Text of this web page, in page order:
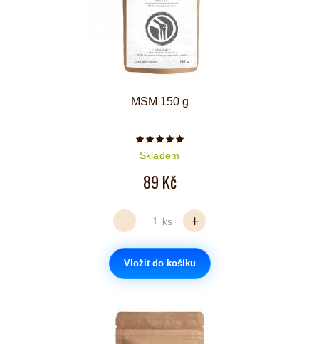
MSM 150 g
Počet hvězdiček je 5 z 5
Skladem
89 Kč
ks
Vložit do košíku